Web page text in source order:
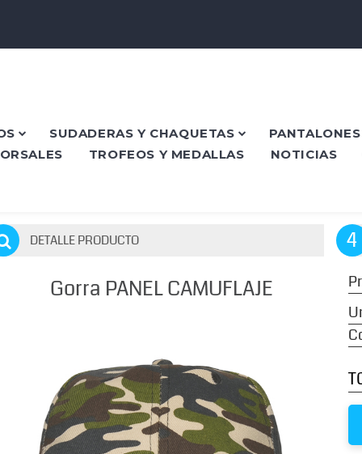
SUDADERAS Y CHAQUETAS
TROFEOS Y MEDALLAS NOTICIAS
DETALLE PRODUCTO
Gorra PANEL CAMUFLAJE
4